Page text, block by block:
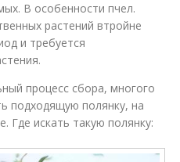
В особенности пчел.
растений втройне
и требуется
процесс сбора, многого
подходящую полянку, на
Где искать такую полянку: